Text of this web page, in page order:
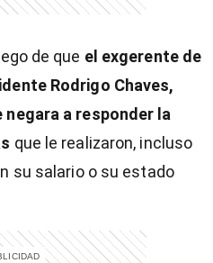
de que el exgerente de
Rodrigo Chaves,
a responder la
que le realizaron, incluso
su salario o su estado